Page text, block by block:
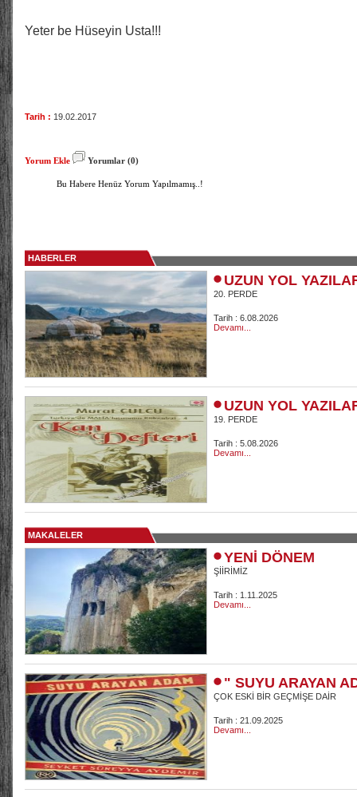
Yeter be Hüseyin Usta!!!
Tarih : 19.02.2017
Yorum Ekle Yorumlar (0)
Bu Habere Henüz Yorum Yapılmamış..!
HABERLER
UZUN YOL
20. PERDE
Tarih : 6.08.2026
Devamı...
UZUN YOL
19. PERDE
Tarih : 5.08.2026
Devamı...
MAKALELER
YENİ DÖNEM
ŞİİRİMİZ
Tarih : 1.11.2025
Devamı...
" SUYU ARAYAN
ÇOK ESKİ BİR GEÇMİŞE DAİR
Tarih : 21.09.2025
Devamı...